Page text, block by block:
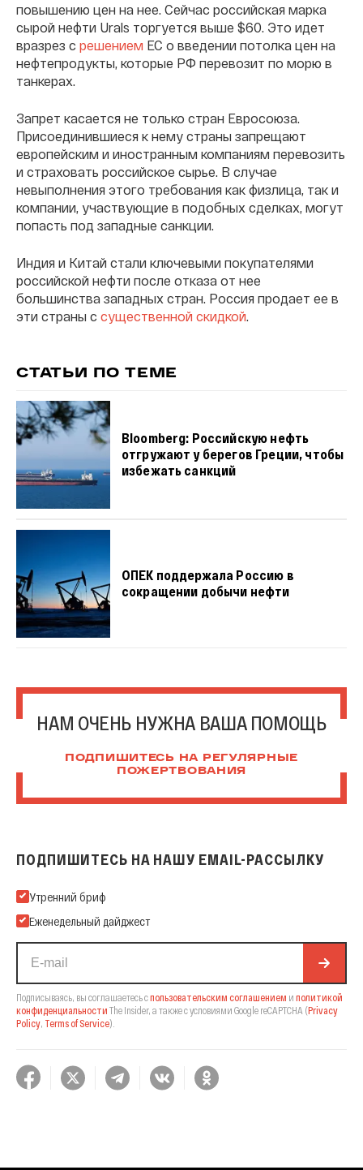
повышению цен на нее. Сейчас российская марка
сырой нефти Urals торгуется выше $60. Это идет
вразрез с решением ЕС о введении потолка цен на
нефтепродукты, которые РФ перевозит по морю в
танкерах.
Запрет касается не только стран Евросоюза.
Присоединившиеся к нему страны запрещают
европейским и иностранным компаниям перевозить
и страховать российское сырье. В случае
невыполнения этого требования как физлица, так и
компании, участвующие в подобных сделках, могут
попасть под западные санкции.
Индия и Китай стали ключевыми покупателями
российской нефти после отказа от нее
большинства западных стран. Россия продает ее в
эти страны с существенной скидкой
СТАТЬИ ПО ТЕМЕ
Bloomberg: Российскую нефть
отгружают у берегов Греции, чтобы
избежать санкций
ОПЕК поддержала Россию в
сокращении добычи нефти
НАМ ОЧЕНЬ НУЖНА ВАША ПОМОЩЬ
ПОДПИШИТЕСЬ НА РЕГУЛЯРНЫЕ
ПОЖЕРТВОВАНИЯ
ПОДПИШИТЕСЬ НА НАШУ EMAIL-РАССЫЛКУ
Подпишитесь на нашу Email-рассылку
Утренний бриф
Еженедельный дайджест
Подписываясь, вы соглашаетесь спользовательским соглашением и политикой
конфиденциальности The Insider, а также с условиями Google reCAPTCHA (Privacy
Policy Terms of Service).